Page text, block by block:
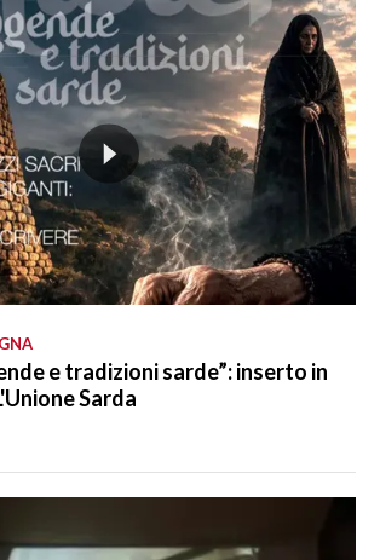
e tradizioni sarde”: inserto in
Sarda